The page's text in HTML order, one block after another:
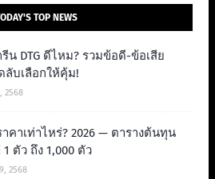
TOP NEWS
น DTG ดีไหม? รวมข้อดี-ข้อเสีย
ลับเลือกให้คุ้ม!
2568
าคาเท่าไหร่? 2026 — ตารางต้นทุน
ตัว ถึง 1,000 ตัว
2568